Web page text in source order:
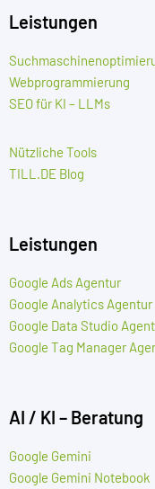
Leistungen
Webprogrammierung
SEO für KI – LLMs
Nützliche Tools
TILL.DE Blog
Leistungen
Google Ads Agentur
Google Analytics Agentur
Google Data Studio
Google Tag Manager
AI / KI – Beratung
Google Gemini
Google Gemini Notebook